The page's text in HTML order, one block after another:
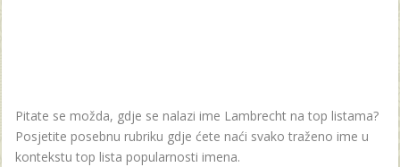
Pitate se možda, gdje se nalazi ime Lambrecht na top listama?
Posjetite posebnu rubriku gdje ćete naći svako traženo ime u
kontekstu top lista popularnosti imena.